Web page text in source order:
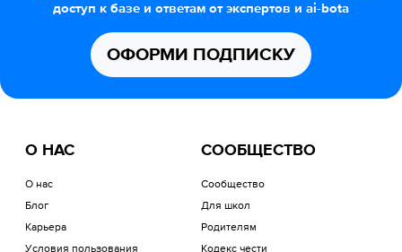
доступ к базе и ответам от экспертов и ai-bota
ОФОРМИ ПОДПИСКУ
О НАС
О нас
Блог
Карьера
Условия пользования
СООБЩЕСТВО
Сообщество
Для школ
Родителям
Кодекс чести